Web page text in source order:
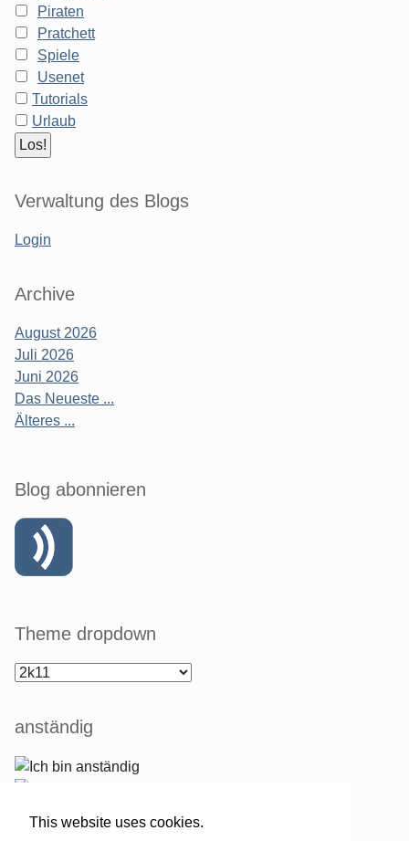
This website uses cookies.
Piraten
Pratchett
Spiele
Usenet
Tutorials
Urlaub
Verwaltung des Blogs
Login
Archive
August 2026
Juli 2026
Juni 2026
Das Neueste ...
Älteres ...
Blog abonnieren
Theme dropdown
anständig